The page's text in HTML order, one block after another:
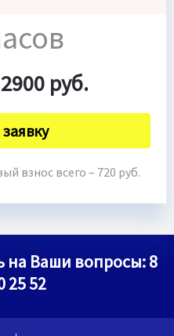
2900 руб.
взнос всего – 720 руб.
на Ваши вопросы:8
25 52